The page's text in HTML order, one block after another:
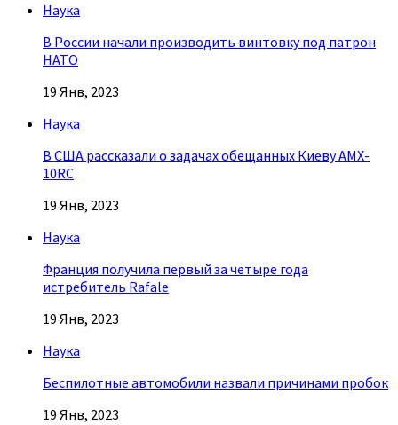
Наука
В России начали производить винтовку под патрон
НАТО
19 Янв, 2023
Наука
В США рассказали о задачах обещанных Киеву AMX-
10RC
19 Янв, 2023
Наука
Франция получила первый за четыре года
истребитель Rafale
19 Янв, 2023
Наука
Беспилотные автомобили назвали причинами пробок
19 Янв, 2023